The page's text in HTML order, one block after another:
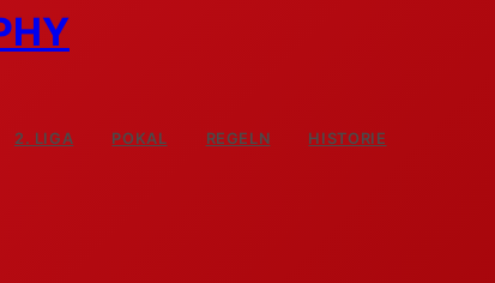
2. LIGA POKAL REGELN HISTORIE